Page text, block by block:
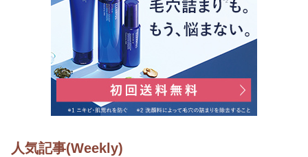
人気記事(Weekly)